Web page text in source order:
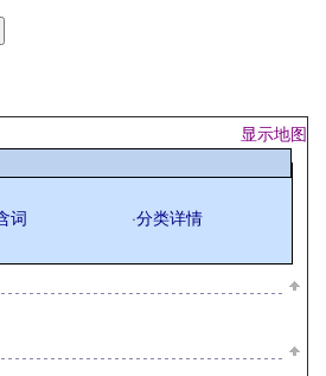
显示地图
词 ·分类详情